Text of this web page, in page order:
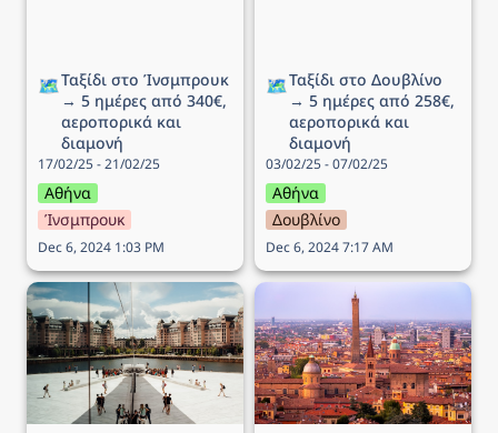
🗺️Ταξίδι στo Ίνσμπρουκ
→ 5 ημέρες από 340€,
αεροπορικά και
διαμονή
17/02/25 - 21/02/25
Αθήνα
Ίνσμπρουκ
Dec 6, 2024 1:03 PM
🗺️Ταξίδι στο Δουβλίνο
→ 5 ημέρες από 258€,
αεροπορικά και
διαμονή
03/02/25 - 07/02/25
Αθήνα
Δουβλίνο
Dec 6, 2024 7:17 AM
Ταξίδι στο Όσλο → 6
ημέρες από 351€,
αεροπορικά και διαμονή
Ταξίδι στην Μπολόνια →
4 ημέρες από 238€,
αεροπορικά και διαμονή